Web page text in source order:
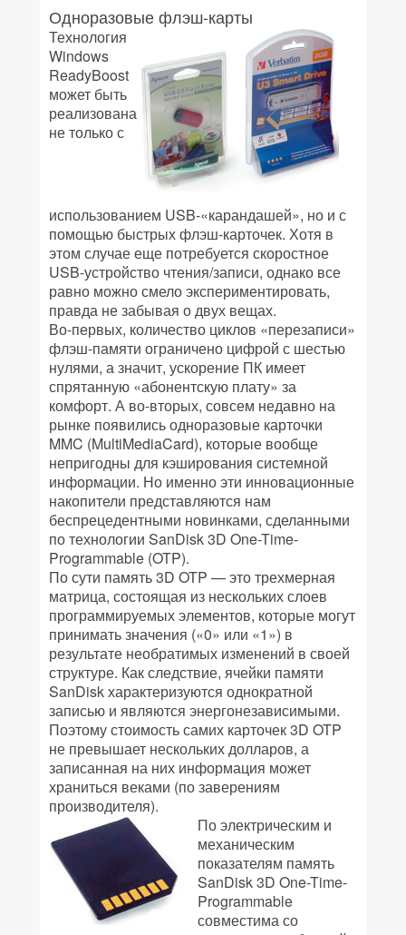
Одноразовые флэш-карты
Технология
Windows
ReadyBoost
может быть
реализована
не только с
использованием USB-«карандашей», но и с
помощью быстрых флэш-карточек. Хотя в
этом случае еще потребуется скоростное
USB-устройство чтения/записи, однако все
равно можно смело экспериментировать,
правда не забывая о двух вещах.
Во-первых, количество циклов «перезаписи»
флэш-памяти ограничено цифрой с шестью
нулями, а значит, ускорение ПК имеет
спрятанную «абонентскую плату» за
комфорт. А во-вторых, совсем недавно на
рынке появились одноразовые карточки
MMC (MultiMediaCard), которые вообще
непригодны для кэширования системной
информации. Но именно эти инновационные
накопители представляются нам
беспрецедентными новинками, сделанными
по технологии SanDisk 3D One-Time-
Programmable (OTP).
По сути память 3D OTP — это трехмерная
матрица, состоящая из нескольких слоев
программируемых элементов, которые могут
принимать значения («0» или «1») в
результате необратимых изменений в своей
структуре. Как следствие, ячейки памяти
SanDisk характеризуются однократной
записью и являются энергонезависимыми.
Поэтому стоимость самих карточек 3D OTP
не превышает нескольких долларов, а
записанная на них информация может
храниться веками (по заверениям
производителя).
По электрическим и
механическим
показателям память
SanDisk 3D One-Time-
Programmable
совместима со